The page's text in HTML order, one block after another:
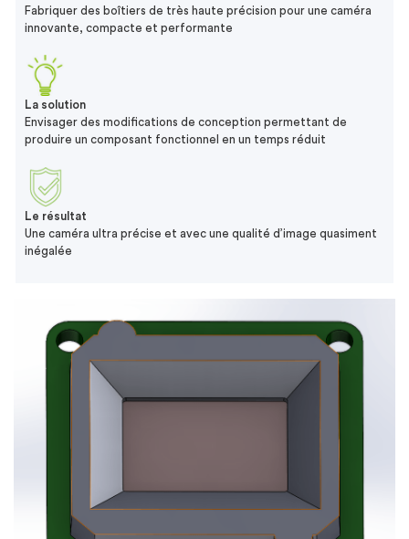
Fabriquer des boîtiers de très haute précision pour une caméra
innovante, compacte et performante
La solution
Envisager des modifications de conception permettant de
produire un composant fonctionnel en un temps réduit
Le résultat
Une caméra ultra précise et avec une qualité d’image quasiment
inégalée